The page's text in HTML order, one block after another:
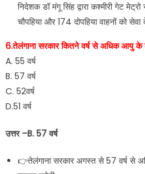
निदेशक डॉ मंगू सिंह द्वारा कश्मीरी गेट
चौपहिया और 174 दोपहिया वाहनों को
6.तेलंगाना सरकार कितने वर्ष से अधिक आयु के
A. 55 वर्ष
B. 57 वर्ष
C. 52वर्ष
D.51 वर्ष
उत्तर –B. 57 वर्ष
👉तेलंगाना सरकार अगस्त से 57 वर्ष से